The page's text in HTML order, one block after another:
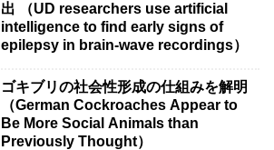
出 （UD researchers use artificial
intelligence to find early signs of
epilepsy in brain-wave recordings）
ゴキブリの社会性形成の仕組みを解明
（German Cockroaches Appear to
Be More Social Animals than
Previously Thought）